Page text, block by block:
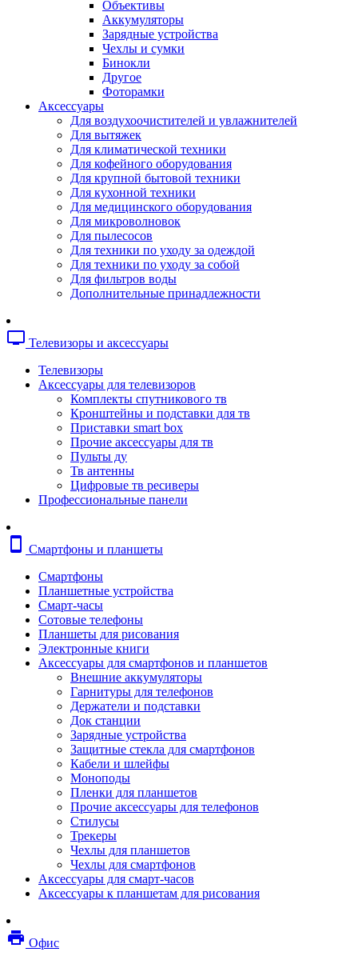
Пленки для планшетов
Прочие аксессуары для телефонов
Стилусы
Трекеры
Чехлы для планшетов
Чехлы для смартфонов
Аксессуары для смарт-часов
Аксессуары к планшетам для рисования
Офис
Принтеры лазерные
Принтеры струйные
Принтеры матричные
Мфу лазерные
Мфу струйные
Мфу светодиодные
Портативные принтеры
Принтеры для печати наклеек
Копировальные аппараты
Сканеры
Плоттеры
Ламинаторы
Телефония
Рации
Консоли для мини-атс
Системные телефоны
Телефоны
Телефоны dect
Торговое оборудование
Детектор валют
Счетчики банкнот
Калькуляторы
Мебель
Стулья и кресла
Столы
Мебельные аксессуары
Аксессуары для кресел
Вешалки
Коврики защитные
Эргономика
Опции для устройств печати, копирования и
сканирования
Сетевое оборудование
Маршрутизаторы
Модемы
Точки доступа
Сетевые адаптеры
Коммутаторы
Расширители беспроводной сети
Wi-fi антенны
Инструмент
Кабель
Монтажные компоненты
Объективы
Аккумуляторы
Зарядные устройства
Чехлы и сумки
Бинокли
Другое
Фоторамки
Аксессуары
Для воздухоочистителей и увлажнителей
Для вытяжек
Для климатической техники
Для кофейного оборудования
Для крупной бытовой техники
Для кухонной техники
Для медицинского оборудования
Для микроволновок
Для пылесосов
Для техники по уходу за одеждой
Для техники по уходу за собой
Для фильтров воды
Дополнительные принадлежности
tv Телевизоры и аксессуары
Телевизоры
Аксессуары для телевизоров
Комплекты спутникового тв
Кронштейны и подставки для тв
Приставки smart box
Прочие аксессуары для тв
Пульты ду
Тв антенны
Цифровые тв ресиверы
Профессиональные панели
smartphone
Смартфоны и планшеты
Смартфоны
Планшетные устройства
Смарт-часы
Сотовые телефоны
Планшеты для рисования
Электронные книги
Аксессуары для смартфонов и планшетов
Внешние аккумуляторы
Гарнитуры для телефонов
Держатели и подставки
Док станции
Зарядные устройства
Защитные стекла для смартфонов
Кабели и шлейфы
Моноподы
Пленки для планшетов
Прочие аксессуары для телефонов
Стилусы
Трекеры
Чехлы для планшетов
Чехлы для смартфонов
Аксессуары для смарт-часов
Аксессуары к планшетам для рисования
local_printshop Офис